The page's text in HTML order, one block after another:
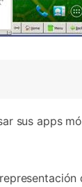
sus apps